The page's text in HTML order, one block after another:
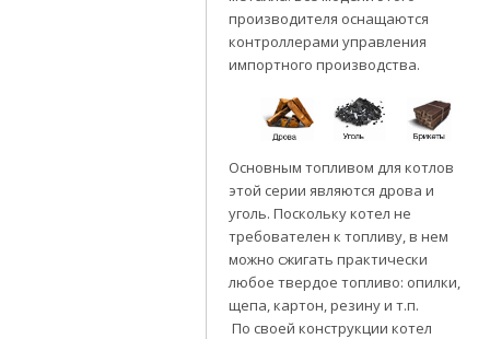
производителя оснащаются
контроллерами управления
импортного производства.
Основным топливом для котлов
этой серии являются дрова и
уголь. Поскольку котел не
требователен к топливу, в нем
можно сжигать практически
любое твердое топливо: опилки,
щепа, картон, резину и т.п.
По своей конструкции котел